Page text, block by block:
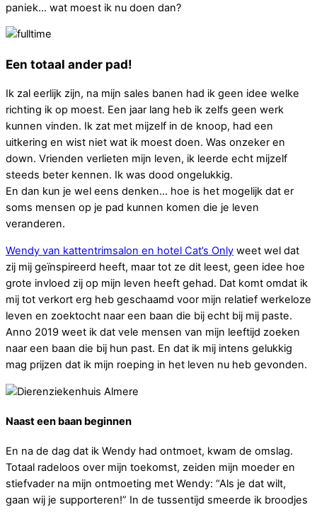
paniek… wat moest ik nu doen dan?
Een totaal ander pad!
Ik zal eerlijk zijn, na mijn sales banen had ik geen idee welke
richting ik op moest. Een jaar lang heb ik zelfs geen werk
kunnen vinden. Ik zat met mijzelf in de knoop, had een
uitkering en wist niet wat ik moest doen. Was onzeker en
down. Vrienden verlieten mijn leven, ik leerde echt mijzelf
steeds beter kennen. Ik was dood ongelukkig.
En dan kun je wel eens denken… hoe is het mogelijk dat er
soms mensen op je pad kunnen komen die je leven
veranderen.
Wendy van kattentrimsalon en hotel Cat’s Only weet wel dat
zij mij geïnspireerd heeft, maar tot ze dit leest, geen idee hoe
grote invloed zij op mijn leven heeft gehad. Dat komt omdat ik
mij tot verkort erg heb geschaamd voor mijn relatief werkeloze
leven en zoektocht naar een baan die bij echt bij mij paste.
Anno 2019 weet ik dat vele mensen van mijn leeftijd zoeken
naar een baan die bij hun past. En dat ik mij intens gelukkig
mag prijzen dat ik mijn roeping in het leven nu heb gevonden.
Naast een baan beginnen
En na de dag dat ik Wendy had ontmoet, kwam de omslag.
Totaal radeloos over mijn toekomst, zeiden mijn moeder en
stiefvader na mijn ontmoeting met Wendy: “Als je dat wilt,
gaan wij je supporteren!” In de tussentijd smeerde ik broodjes